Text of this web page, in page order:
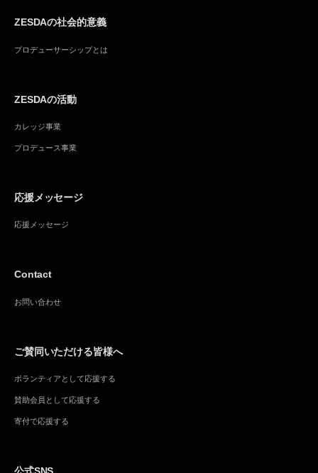
ZESDAの社会的意義
プロデューサーシップとは
ZESDAの活動
カレッジ事業
プロデュース事業
応援メッセージ
応援メッセージ
Contact
お問い合わせ
ご賛同いただける皆様へ
ボランティアとして応援する
賛助会員として応援する
寄付で応援する